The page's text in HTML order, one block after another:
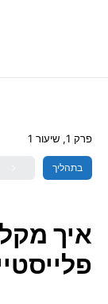
פרק 1, שיעור 1
בתהליך
איך